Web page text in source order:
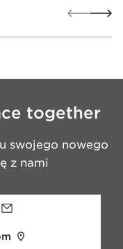
together
swojego nowego
z nami